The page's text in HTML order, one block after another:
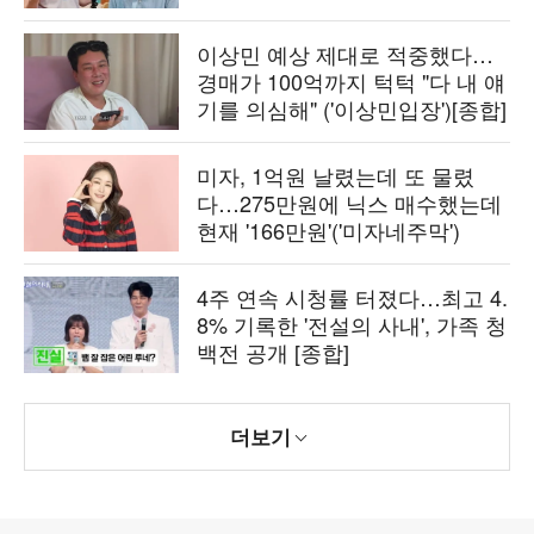
이상민 예상 제대로 적중했다…
경매가 100억까지 턱턱 "다 내 얘
기를 의심해" ('이상민입장')[종합]
미자, 1억원 날렸는데 또 물렸
다…275만원에 닉스 매수했는데
현재 '166만원'('미자네주막')
4주 연속 시청률 터졌다…최고 4.
8% 기록한 '전설의 사내', 가족 청
백전 공개 [종합]
더보기